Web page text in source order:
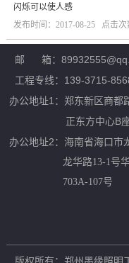
闪烁可以使人感
发布时间：2017-08-25 点击次
邮 箱：
工程专线：139-3715-
办公地址1：郑东新区商都
正东方中心B座
办公地址2：
海南省海口市
龙华路13-1号华典
703A-107号